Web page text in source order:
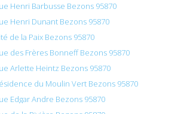
Henri Barbusse Bezons 95870
Henri Dunant Bezons 95870
de la Paix Bezons 95870
des Frères Bonneff Bezons 95870
Arlette Heintz Bezons 95870
du Moulin Vert Bezons 95870
Edgar Andre Bezons 95870